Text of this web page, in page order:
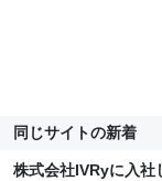
同じサイトの新着
株式会社IVRyに入社